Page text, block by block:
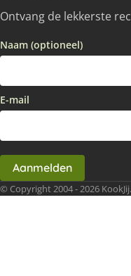
Ontvang de lekkerste
Naam (optioneel)
E-mail
Aanmelden
© Copyright 2004 - 2026